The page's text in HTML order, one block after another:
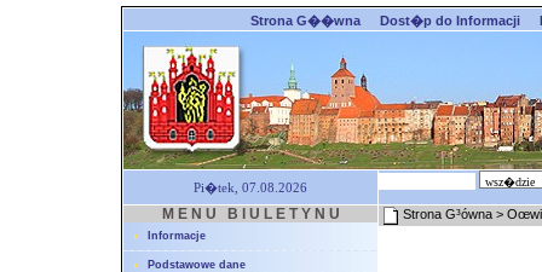
Strona G��wna Dost�p do Informacji
Pi�tek, 07.08.2026
M E N U B I U L E T Y N U
Informacje
Podstawowe dane
Strona G³ówna >